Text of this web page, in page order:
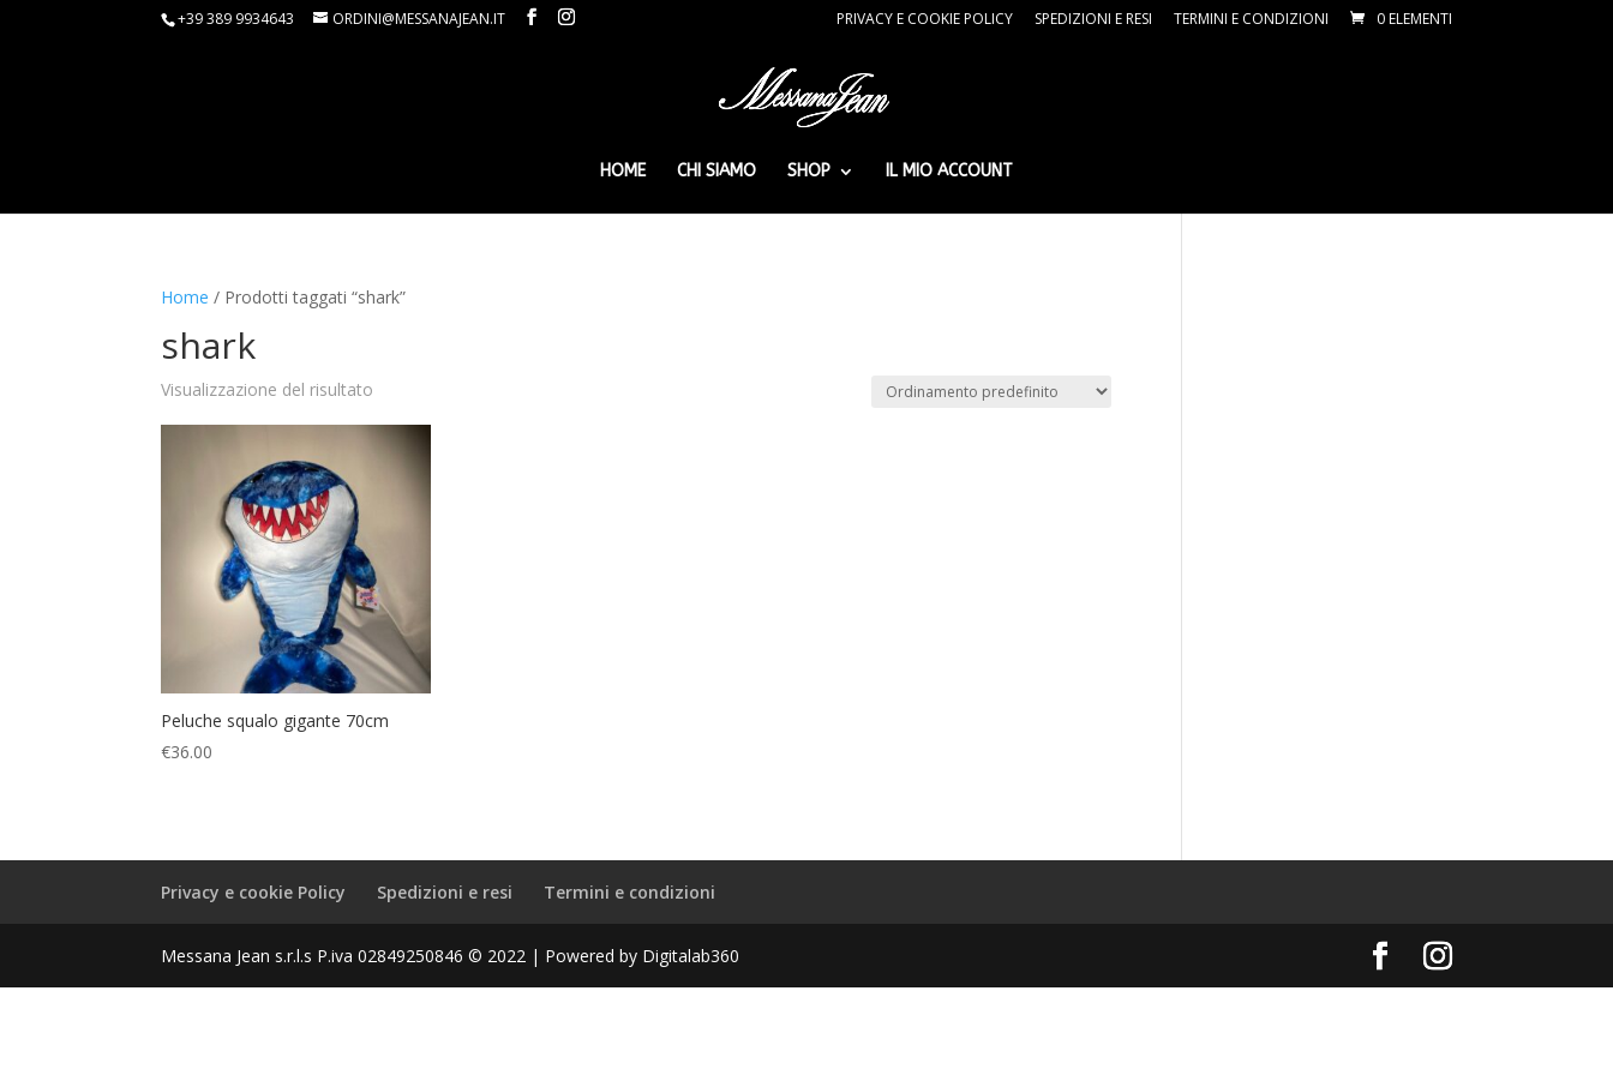
+39 389 9934643 ORDINI@MESSANAJEAN.IT PRIVACY E COOKIE POLICY SPEDIZIONI E RESI TERMINI E CONDIZIONI 0 ELEMENTI
HOME CHI SIAMO SHOP IL MIO ACCOUNT
Home / Prodotti taggati “shark”
shark
Visualizzazione del risultato
Peluche squalo gigante 70cm
€36.00
Privacy e cookie Policy Spedizioni e resi Termini e condizioni
Messana Jean s.r.l.s P.iva 02849250846 © 2022 | Powered by Digitalab360